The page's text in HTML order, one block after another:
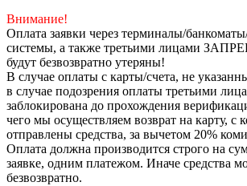
Внимание!
Оплата заявки через терминалы/
системы, а также третьими лицами
будут безвозвратно утеряны!
В случае оплаты с карты/счета, не
в случае подозрения оплаты третьими
заблокирована до прохождения
чего мы осуществляем возврат на карту, с
отправлены средства, за вычетом 20%
Оплата должна производится строго на
заявке, одним платежом. Иначе средства
безвозвратно.